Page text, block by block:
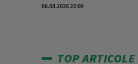
06.08.2026 22:00
TOP ARTICOLE